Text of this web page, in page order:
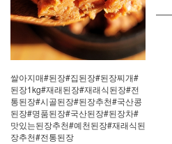
쌀아지매#된장#집된장#된장찌개#
된장1kg#재래된장#재래식된장#전
통된장#시골된장#된장추천#국산콩
된장#명품된장#국산된장#된장차#
맛있는된장추천#예천된장#재래식된
장추천#전통된장